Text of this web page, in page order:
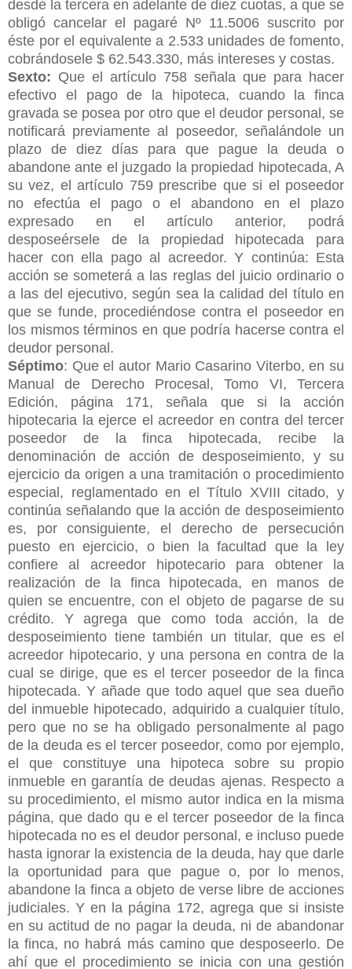
desde la tercera en adelante de diez cuotas, a que se
obligó cancelar el pagaré Nº 11.5006 suscrito por
éste por el equivalente a 2.533 unidades de fomento,
cobrándosele $ 62.543.330, más intereses y costas.
Sexto: Que el artículo 758 señala que para hacer
efectivo el pago de la hipoteca, cuando la finca
gravada se posea por otro que el deudor personal, se
notificará previamente al poseedor, señalándole un
plazo de diez días para que pague la deuda o
abandone ante el juzgado la propiedad hipotecada, A
su vez, el artículo 759 prescribe que si el poseedor
no efectúa el pago o el abandono en el plazo
expresado en el artículo anterior, podrá
desposeérsele de la propiedad hipotecada para
hacer con ella pago al acreedor. Y continúa: Esta
acción se someterá a las reglas del juicio ordinario o
a las del ejecutivo, según sea la calidad del título en
que se funde, procediéndose contra el poseedor en
los mismos términos en que podría hacerse contra el
deudor personal.
Séptimo: Que el autor Mario Casarino Viterbo, en su
Manual de Derecho Procesal, Tomo VI, Tercera
Edición, página 171, señala que si la acción
hipotecaria la ejerce el acreedor en contra del tercer
poseedor de la finca hipotecada, recibe la
denominación de acción de desposeimiento, y su
ejercicio da origen a una tramitación o procedimiento
especial, reglamentado en el Título XVIII citado, y
continúa señalando que la acción de desposeimiento
es, por consiguiente, el derecho de persecución
puesto en ejercicio, o bien la facultad que la ley
confiere al acreedor hipotecario para obtener la
realización de la finca hipotecada, en manos de
quien se encuentre, con el objeto de pagarse de su
crédito. Y agrega que como toda acción, la de
desposeimiento tiene también un titular, que es el
acreedor hipotecario, y una persona en contra de la
cual se dirige, que es el tercer poseedor de la finca
hipotecada. Y añade que todo aquel que sea dueño
del inmueble hipotecado, adquirido a cualquier título,
pero que no se ha obligado personalmente al pago
de la deuda es el tercer poseedor, como por ejemplo,
el que constituye una hipoteca sobre su propio
inmueble en garantía de deudas ajenas. Respecto a
su procedimiento, el mismo autor indica en la misma
página, que dado qu e el tercer poseedor de la finca
hipotecada no es el deudor personal, e incluso puede
hasta ignorar la existencia de la deuda, hay que darle
la oportunidad para que pague o, por lo menos,
abandone la finca a objeto de verse libre de acciones
judiciales. Y en la página 172, agrega que si insiste
en su actitud de no pagar la deuda, ni de abandonar
la finca, no habrá más camino que desposeerlo. De
ahí que el procedimiento se inicia con una gestión